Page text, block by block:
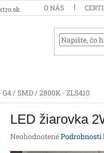
O NÁS
/ SMD / 2800K - ZLS410
LED žiarovka
Priemerné
NeohodnotenéPodrobnosti